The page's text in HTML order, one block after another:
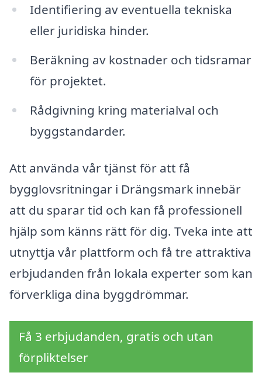
Identifiering av eventuella tekniska
eller juridiska hinder.
Beräkning av kostnader och tidsramar
för projektet.
Rådgivning kring materialval och
byggstandarder.
Att använda vår tjänst för att få
bygglovsritningar i Drängsmark innebär
att du sparar tid och kan få professionell
hjälp som känns rätt för dig. Tveka inte att
utnyttja vår plattform och få tre attraktiva
erbjudanden från lokala experter som kan
förverkliga dina byggdrömmar.
Få 3 erbjudanden, gratis och utan
förpliktelser